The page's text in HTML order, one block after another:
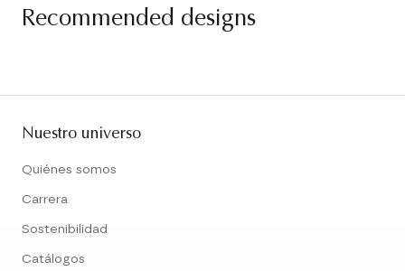
Recommended designs
Nuestro universo
Quiénes somos
Carrera
Sostenibilidad
Catálogos